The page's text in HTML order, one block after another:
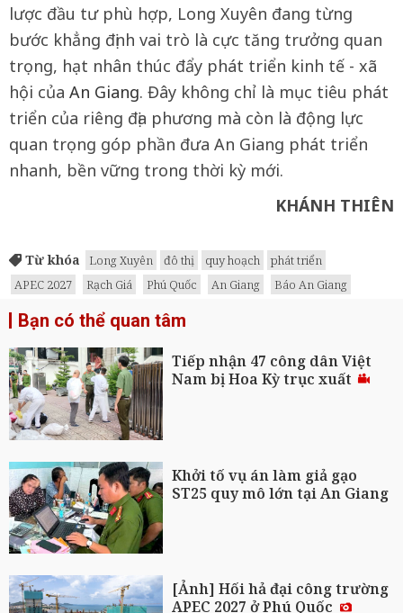
lược đầu tư phù hợp, Long Xuyên đang từng
bước khẳng định vai trò là cực tăng trưởng quan
trọng, hạt nhân thúc đẩy phát triển kinh tế - xã
hội của An Giang. Đây không chỉ là mục tiêu phát
triển của riêng địa phương mà còn là động lực
quan trọng góp phần đưa An Giang phát triển
nhanh, bền vững trong thời kỳ mới.
KHÁNH THIÊN
Từ khóa Long Xuyên đô thị quy hoạch
phát triển
APEC 2027
Rạch Giá Phú Quốc An Giang Báo An Giang
Bạn có thể quan tâm
Tiếp nhận 47 công dân Việt
Nam bị Hoa Kỳ trục xuất
Khởi tố vụ án làm giả gạo
ST25 quy mô lớn tại An Giang
[Ảnh] Hối hả đại công trường
APEC 2027 ở Phú Quốc